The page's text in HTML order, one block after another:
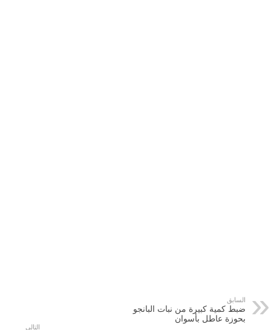
السابق
ضبط كمية كبيرة من نبات البانجو
بحوزة عاطل بأسوان
التالي